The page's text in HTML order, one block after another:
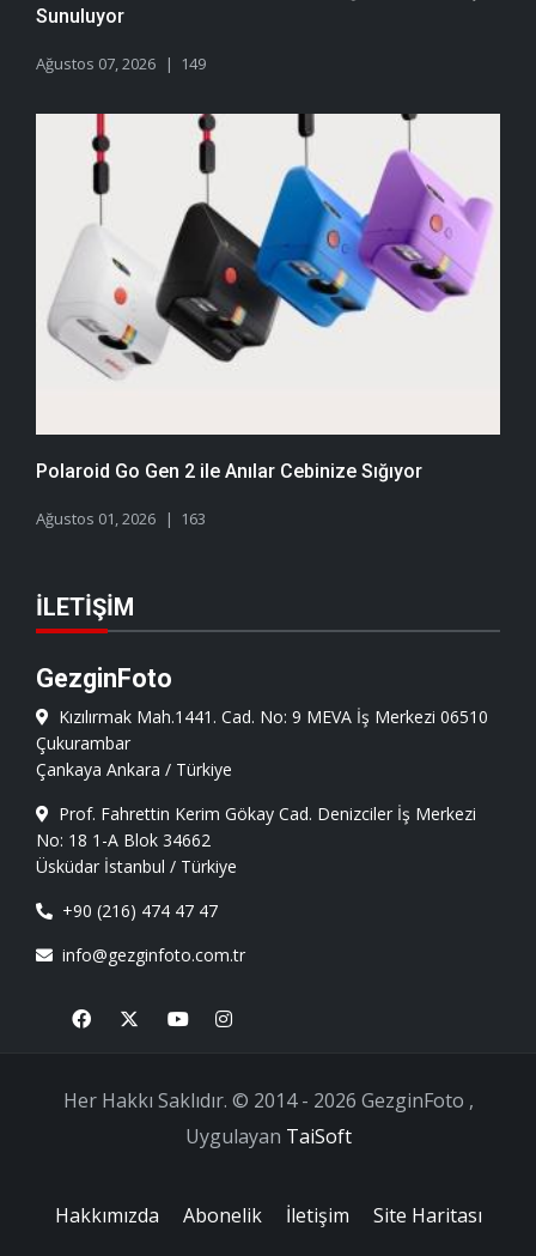
Sunuluyor
Ağustos 07, 2026 149
Polaroid Go Gen 2 ile Anılar Cebinize Sığıyor
Ağustos 01, 2026 163
İLETIŞIM
GezginFoto
Kızılırmak Mah.1441. Cad. No: 9 MEVA İş Merkezi 06510
Çukurambar
Çankaya Ankara / Türkiye
Prof. Fahrettin Kerim Gökay Cad. Denizciler İş Merkezi
No: 18 1-A Blok 34662
Üsküdar İstanbul / Türkiye
+90 (216) 474 47 47
info@gezginfoto.com.tr
Her Hakkı Saklıdır. © 2014 - 2026 GezginFoto ,
Uygulayan TaiSoft
Hakkımızda Abonelik İletişim Site Haritası